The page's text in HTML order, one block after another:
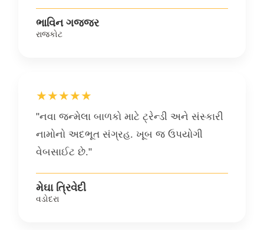
ભાવિન ગજ્જર
રાજકોટ
★★★★★
"નવા જન્મેલા બાળકો માટે ટ્રેન્ડી અને સંસ્કારી
નામોનો અદભૂત સંગ્રહ. ખૂબ જ ઉપયોગી
વેબસાઈટ છે."
મેઘા ત્રિવેદી
વડોદરા